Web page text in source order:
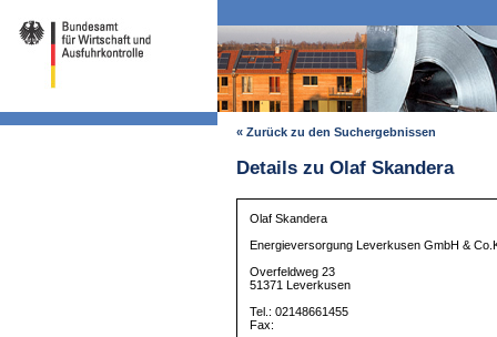
« Zurück zu den Suchergebnissen
Details zu Olaf Skandera
Olaf Skandera
Energieversorgung Leverkusen GmbH &
Overfeldweg 23
51371 Leverkusen
Tel.: 02148661455
Fax: